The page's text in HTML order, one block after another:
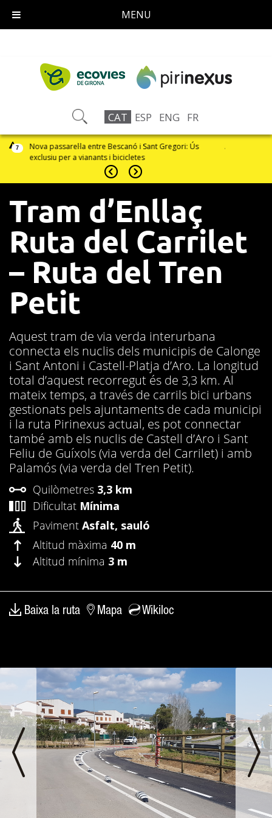
CAT ESP ENG FR
7
Ús Activació del Pla Alfa per perill d'incendi forestal
Tram d’Enllaç
Ruta del Carrilet
– Ruta del Tren
Petit
Aquest tram de via verda interurbana
connecta els nuclis dels municipis de Calonge
i Sant Antoni i Castell-Platja d’Aro. La longitud
total d’aquest recorregut és de 3,3 km. Al
mateix temps, a través de carrils bici urbans
gestionats pels ajuntaments de cada municipi
i la ruta Pirinexus actual, es pot connectar
també amb els nuclis de Castell d’Aro i Sant
Feliu de Guíxols (via verda del Carrilet) i amb
Palamós (via verda del Tren Petit).
Quilòmetres 3,3 km
Dificultat Mínima
Paviment Asfalt, sauló
Altitud màxima 40 m
Altitud mínima 3 m
Baixa la ruta Mapa Wikiloc
Mostra
la
imatge
ampliada
Via
verda
MENU